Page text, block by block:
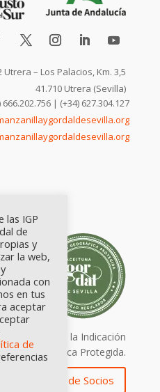
Utrera – Los Palacios, Km. 3,5
41.710 Utrera (Sevilla)
666.202.756 | (+34) 627.304.127
Sellos de la Indicación
Geográfica Protegida.
Zona de Socios
las IGP
de
y
la web,
con
en tus
aceptar
de